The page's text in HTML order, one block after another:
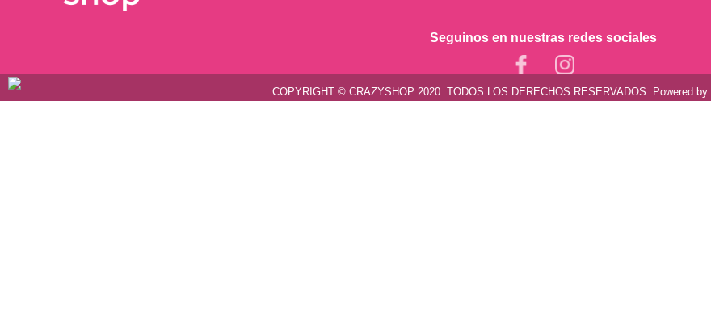
Seguinos en nuestras redes sociales
COPYRIGHT © CRAZYSHOP 2020. TODOS LOS DERECHOS RESERVADOS. Powered by: